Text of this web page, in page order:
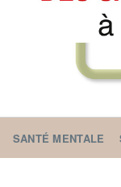
SANTÉ MENTALE